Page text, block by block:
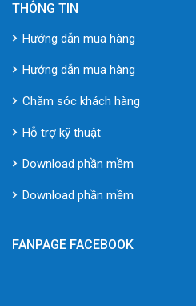
THÔNG TIN
Hướng dẫn mua hàng
Hướng dẫn mua hàng
Chăm sóc khách hàng
Hỗ trợ kỹ thuật
Download phần mềm
Download phần mềm
FANPAGE FACEBOOK